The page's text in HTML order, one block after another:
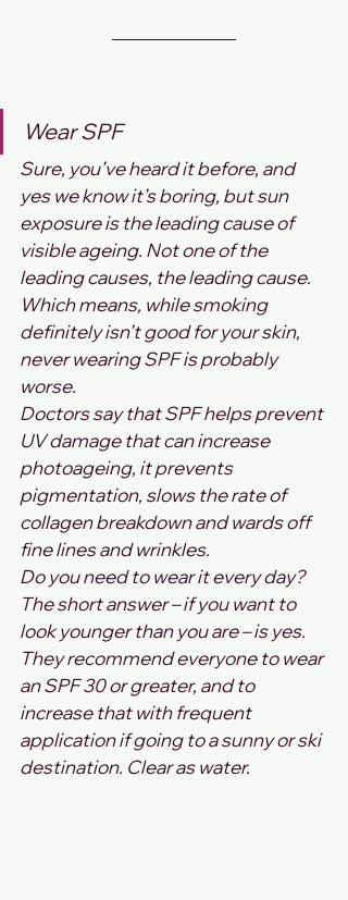
Wear SPF
Sure, you’ve heard it before, and
yes we know it’s boring, but sun
exposure is the leading cause of
visible ageing. Not one of the
leading causes, the leading cause.
Which means, while smoking
definitely isn’t good for your skin,
never wearing SPF is probably
worse.
Doctors say that SPF helps prevent
UV damage that can increase
photoageing, it prevents
pigmentation, slows the rate of
collagen breakdown and wards off
fine lines and wrinkles.
Do you need to wear it every day?
The short answer – if you want to
look younger than you are – is yes.
They recommend everyone to wear
an SPF 30 or greater, and to
increase that with frequent
application if going to a sunny or ski
destination. Clear as water.